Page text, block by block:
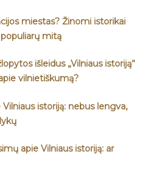
miestas? Žinomi istorikai
mitą
išleidus „Vilniaus istoriją“
vilnietiškumą?
istoriją: nebus lengva,
apie Vilniaus istoriją: ar